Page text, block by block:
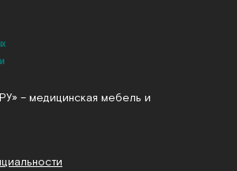
– медицинская мебель и